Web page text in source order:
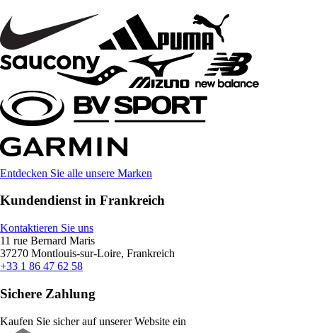
Entdecken Sie alle unsere Marken
Kundendienst in Frankreich
Kontaktieren Sie uns
11 rue Bernard Maris
37270 Montlouis-sur-Loire, Frankreich
+33 1 86 47 62 58
Sichere Zahlung
Kaufen Sie sicher auf unserer Website ein